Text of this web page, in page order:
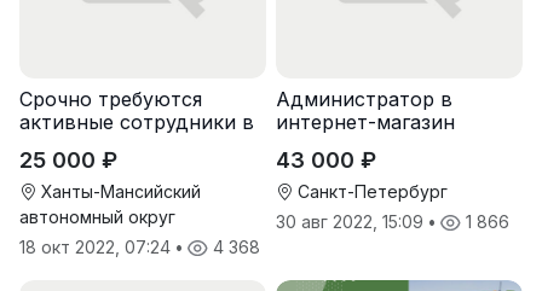
Срочно требуются
активные сотрудники в
25 000 ₽
Ханты-Мансийский
автономный округ
18 окт 2022, 07:24 • 4 368
Администратор в
интернет-магазин
43 000 ₽
Санкт-Петербург
30 авг 2022, 15:09 • 1 866